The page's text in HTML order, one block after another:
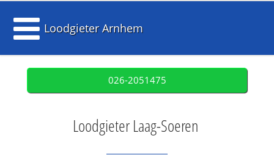
Loodgieter Arnhem
026-2051475
Loodgieter Laag-Soeren